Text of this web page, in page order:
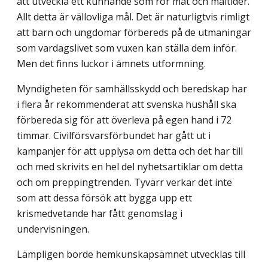
Allt detta är vällovliga mål. Det är naturligtvis rimligt
att barn och ungdomar förbereds på de utmaningar
som vardagslivet som vuxen kan ställa dem inför.
Men det finns luckor i ämnets utformning.
Myndigheten för samhällsskydd och beredskap har
i flera år rekommenderat att svenska hushåll ska
förbereda sig för att överleva på egen hand i 72
timmar. Civil­försvarsförbundet har gått ut i
kampanjer för att upplysa om detta och det har till
och med skrivits en hel del nyhetsartiklar om detta
och om preppingtrenden. Tyvärr verkar det inte
som att dessa försök att bygga upp ett
krismedvetande har fått genomslag i
undervisningen.
Lämpligen borde hemkunskapsämnet utvecklas till